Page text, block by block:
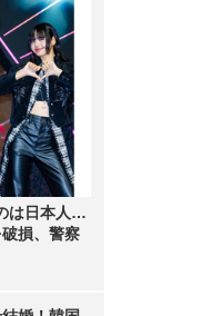
は日本人…
損、警察